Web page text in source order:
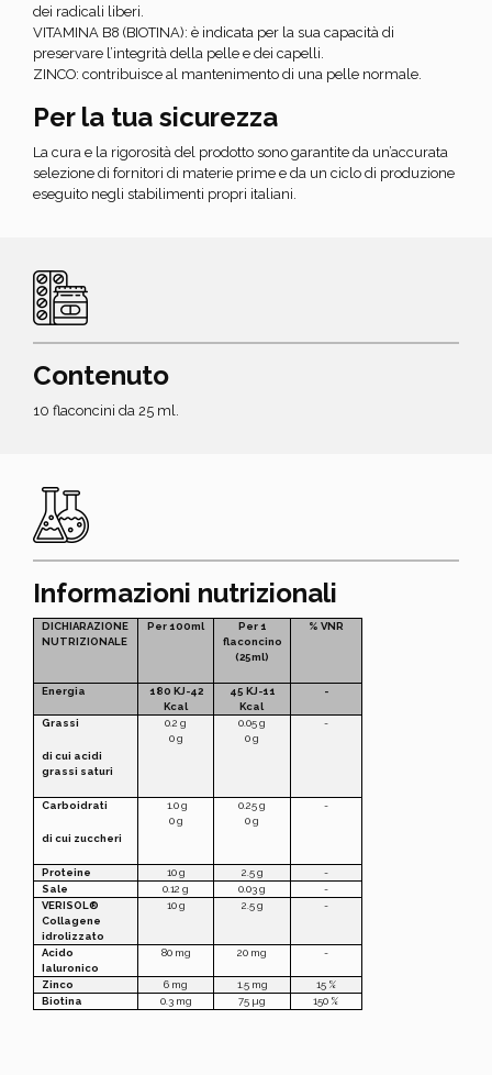
dei radicali liberi.
VITAMINA B8 (BIOTINA): è indicata per la sua capacità di
preservare l’integrità della pelle e dei capelli.
ZINCO: contribuisce al mantenimento di una pelle normale.
Per la tua sicurezza
La cura e la rigorosità del prodotto sono garantite da un’accurata
selezione di fornitori di materie prime e da un ciclo di produzione
eseguito negli stabilimenti propri italiani.
Contenuto
10 flaconcini da 25 ml.
Informazioni nutrizionali
DICHIARAZIONE
NUTRIZIONALE
Per 100ml
Per 1
flaconcino
(25ml)
% VNR
Energia
180 KJ-42
Kcal
45 KJ-11
Kcal
-
Grassi
di cui acidi
grassi saturi
0.2 g
0 g
0.05 g
0 g
-
Carboidrati
di cui zuccheri
1.0 g
0 g
0.25 g
0 g
-
Proteine 10 g 2.5 g
-
Sale
0.12 g 0.03 g
-
VERISOL®
Collagene
idrolizzato
10 g 2.5 g -
Acido
Ialuronico
80 mg 20 mg -
Zinco 6 mg 1.5 mg
15 %
Biotina
0.3 mg 75 µg 150 %